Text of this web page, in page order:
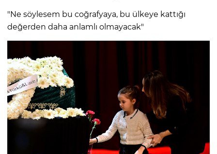
"Ne söylesem bu coğrafyaya, bu ülkeye kattığı
değerden daha anlamlı olmayacak"